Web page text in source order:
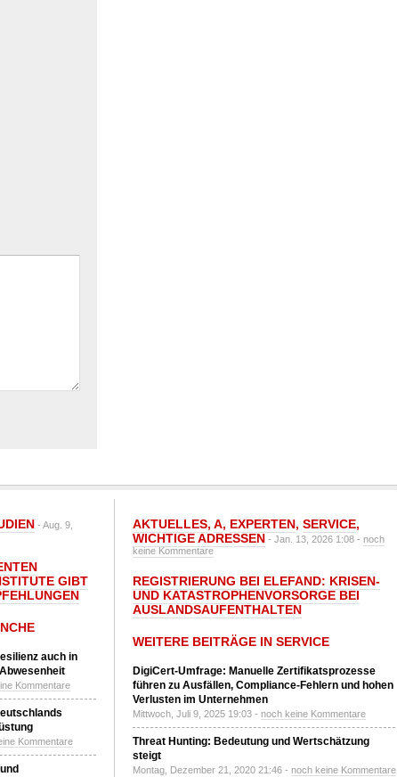
- Aug. 9,
GIBT I
auch in
Kommentare
Kommentare
AKTUELLES, A, EXPERTEN, SERVICE,
WICHTIGE ADRESSEN - Jan. 13, 2026 1:08 - noch
keine Kommentare
REGISTRIERUNG BEI ELEFAND: KRISEN-
UND KATASTROPHENVORSORGE BEI
AUSLANDSAUFENTHALTEN
WEITERE BEITRÄGE IN SERVICE
DigiCert-Umfrage: Manuelle Zertifikatsprozesse
führen zu Ausfällen, Compliance-Fehlern und hohen
Verlusten im Unternehmen
Mittwoch, Juli 9, 2025 19:03 - noch keine Kommentare
Threat Hunting: Bedeutung und Wertschätzung
steigt
Montag, Dezember 21, 2020 21:46 - noch keine Kommentare